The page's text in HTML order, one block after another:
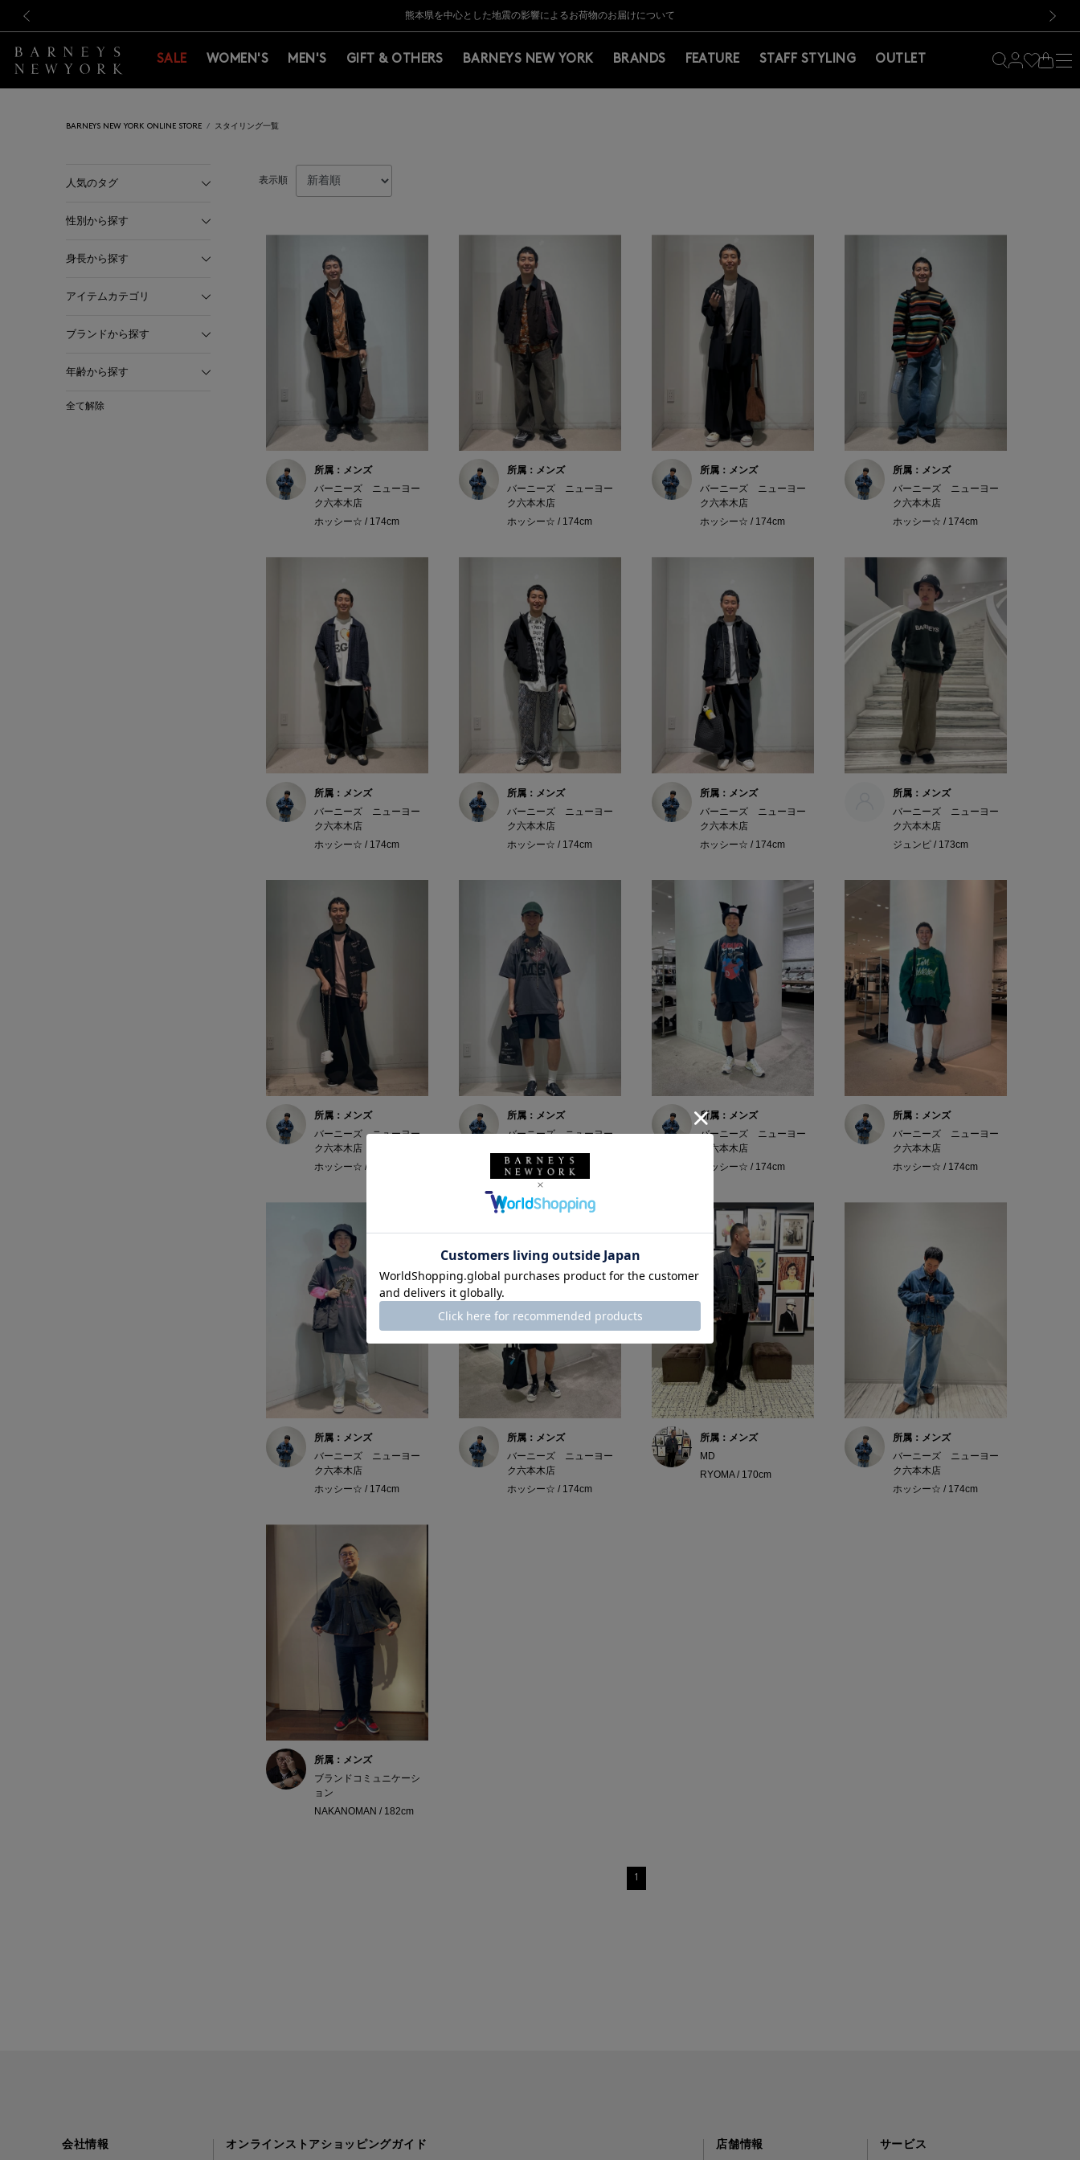
新規登録のお客様も対象！＜MY BARNEYS＞会員のお客様は11,000円（税込）以上のお買上げで常時送料無料！お買い物の際は会員登録を！
【夏季休業に伴う返品・交換承り一時停止のお知らせ】（2026.8.5）
熊本県を中心とした地震の影響によるお荷物のお届けについて
【開催中】SUMMER SALEのご案内・ご注意事項
新規登録のお客様も対象！＜MY BARNEYS＞会員のお客様は11,000円（税込）以上のお買上げで常時送料無料！お買い物の際は会員登録を！
【夏季休業に伴う返品・交換承り一時停止のお知らせ】（2026.8.5）
SALE WOMEN'S MEN'S GIFT & OTHERS BARNEYS NEW YORK BRANDS FEATURE STAFF STYLING OUTLET
BARNEYS NEW YORK ONLINE STORE スタイリング一覧
人気のタグ
性別から探す
身長から探す
アイテムカテゴリ
ブランドから探す
年齢から探す
全て解除
表示順
所属：メンズ
バーニーズ ニューヨー
ク六本木店
ホッシー☆ / 174cm
所属：メンズ
バーニーズ ニューヨー
ク六本木店
ホッシー☆ / 174cm
所属：メンズ
バーニーズ ニューヨー
ク六本木店
ホッシー☆ / 174cm
所属：メンズ
バーニーズ ニューヨー
ク六本木店
ホッシー☆ / 174cm
所属：メンズ
バーニーズ ニューヨー
ク六本木店
ホッシー☆ / 174cm
所属：メンズ
バーニーズ ニューヨー
ク六本木店
ホッシー☆ / 174cm
所属：メンズ
バーニーズ ニューヨー
ク六本木店
ホッシー☆ / 174cm
所属：メンズ
バーニーズ ニューヨー
ク六本木店
ジュンピ / 173cm
所属：メンズ
バーニーズ ニューヨー
ク六本木店
ホッシー☆ / 174cm
所属：メンズ
バーニーズ ニューヨー
ホッシー☆ / 174cm
所属：メンズ
バーニーズ ニューヨー
ク六本木店
ホッシー☆ / 174cm
所属：メンズ
バーニーズ ニューヨー
ク六本木店
ホッシー☆ / 174cm
所属：メンズ
バーニーズ ニューヨー
ク六本木店
ホッシー☆ / 174cm
所属：メンズ
バーニーズ ニューヨー
ク六本木店
ホッシー☆ / 174cm
所属：メンズ
MD
RYOMA / 170cm
所属：メンズ
バーニーズ ニューヨー
ク六本木店
ホッシー☆ / 174cm
所属：メンズ
ブランドコミュニケーシ
ョン
NAKANOMAN / 182cm
1
会社情報 オンラインストアショッピングガイド 店舗情報 サービス